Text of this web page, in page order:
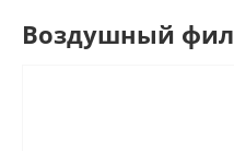
Воздушный